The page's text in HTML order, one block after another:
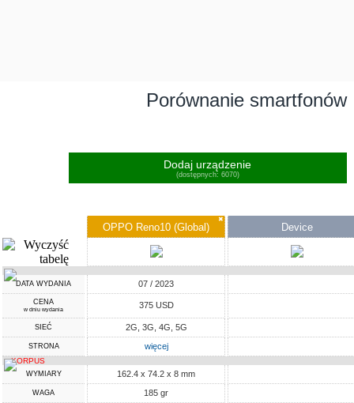
Porównanie smartfonów
Dodaj urządzenie
(dostępnych: 6070)
✖
OPPO Reno10 (Global) Device
DATA WYDANIA 07 / 2023
CENA
w dniu wydania 375 USD
SIEĆ 2G, 3G, 4G, 5G
STRONA więcej
KORPUS
WYMIARY 162.4 x 74.2 x 8 mm
WAGA 185 gr